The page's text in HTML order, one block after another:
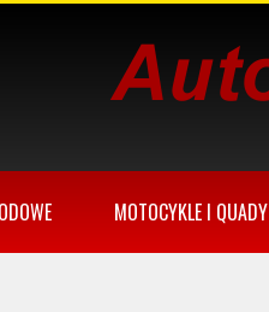
MOTOCYKLE I QUADY